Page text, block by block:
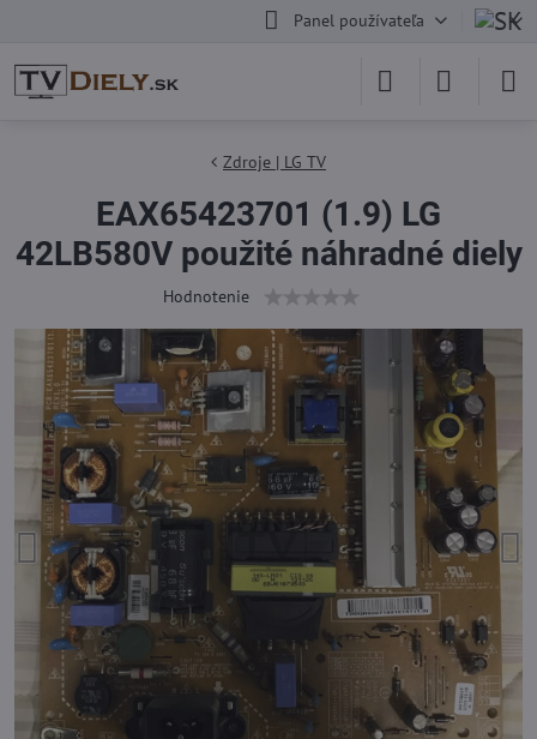
Panel používateľa
Zdroje | LG TV
EAX65423701 (1.9) LG
42LB580V použité náhradné diely
Hodnotenie